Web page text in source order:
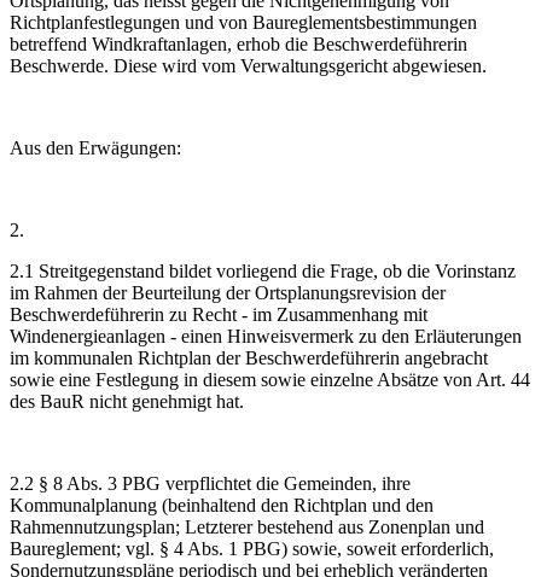
Richtplanfestlegungen und von Baureglementsbestimmungen
betreffend Windkraftanlagen, erhob die Beschwerdeführerin
Beschwerde. Diese wird vom Verwaltungsgericht abgewiesen.
Aus den Erwägungen:
2.
2.1 Streitgegenstand bildet vorliegend die Frage, ob die Vorinstanz
im Rahmen der Beurteilung der Ortsplanungsrevision der
Beschwerdeführerin zu Recht - im Zusammenhang mit
Windenergieanlagen - einen Hinweisvermerk zu den Erläuterungen
im kommunalen Richtplan der Beschwerdeführerin angebracht
sowie eine Festlegung in diesem sowie einzelne Absätze von Art. 44
des BauR nicht genehmigt hat.
2.2 § 8 Abs. 3 PBG verpflichtet die Gemeinden, ihre
Kommunalplanung (beinhaltend den Richtplan und den
Rahmennutzungsplan; Letzterer bestehend aus Zonenplan und
Baureglement; vgl. § 4 Abs. 1 PBG) sowie, soweit erforderlich,
Sondernutzungspläne periodisch und bei erheblich veränderten